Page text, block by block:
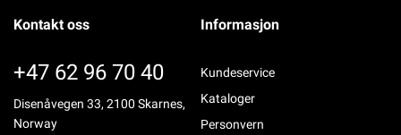
Kontakt oss
+47 62 96 70 40
Disenåvegen 33, 2100 Skarnes,
Norway
Informasjon
Kundeservice
Kataloger
Personvern